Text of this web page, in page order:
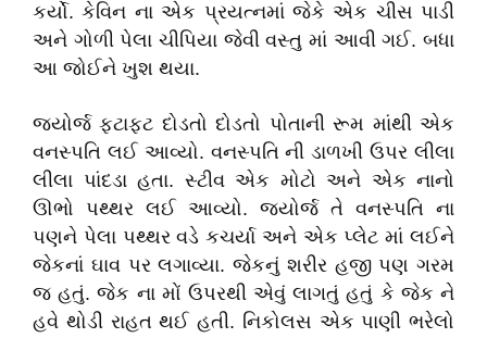
કર્યો. કેવિન ના એક પ્રયત્નમાં જેકે એક ચીસ પાડી
અને ગોળી પેલા ચીપિયા જેવી વસ્તુ માં આવી ગઈ. બધા
આ જોઈને ખુશ થયા.
જ્યોર્જ ફટાફટ દોડતો દોડતો પોતાની રૂમ માંથી એક
વનસ્પતિ લઈ આવ્યો. વનસ્પતિ ની ડાળખી ઉપર લીલા
લીલા પાંદડા હતા. સ્ટીવ એક મોટો અને એક નાનો
ઊભો પથ્થર લઈ આવ્યો. જ્યોર્જ તે વનસ્પતિ ના
પણને પેલા પથ્થર વડે કચર્યા અને એક પ્લેટ માં લઈને
જેકનાં ઘાવ પર લગાવ્યા. જેકનું શરીર હજી પણ ગરમ
જ હતું. જેક ના મોં ઉપરથી એવું લાગતું હતું કે જેક ને
હવે થોડી રાહત થઈ હતી. નિકોલસ એક પાણી ભરેલો